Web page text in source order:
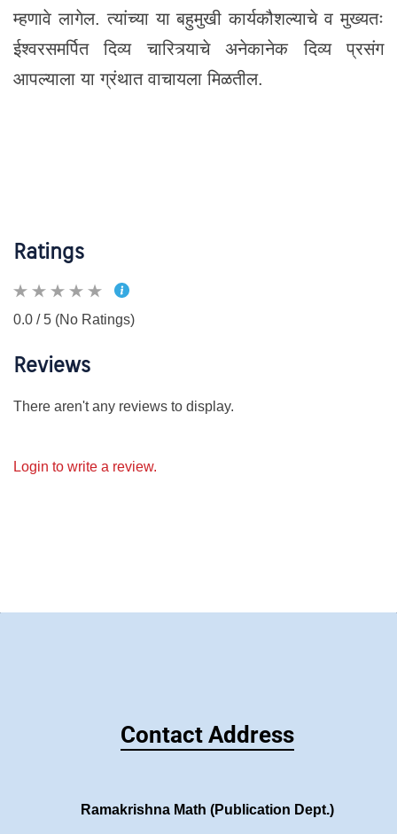
म्हणावे लागेल. त्यांच्या या बहुमुखी कार्यकौशल्याचे व मुख्यतः
ईश्वरसमर्पित दिव्य चारित्र्याचे अनेकानेक दिव्य प्रसंग
आपल्याला या ग्रंथात वाचायला मिळतील.
Ratings
0.0 / 5 (No Ratings)
Reviews
There aren't any reviews to display.
Login to write a review.
Contact Address
Ramakrishna Math (Publication Dept.)